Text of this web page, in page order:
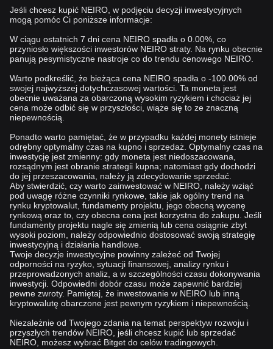
Jeśli chcesz kupić NEIRO, w podjęciu decyzji inwestycyjnych
mogą pomóc Ci poniższe informacje:
W ciągu ostatnich 7 dni cena NEIRO spadła o 0.00%, co
przyniosło większości inwestorów NEIRO straty. Na rynku obecnie
panują pesymistyczne nastroje co do trendu cenowego NEIRO.
Warto podkreślić, że bieżąca cena NEIRO spadła o -100.00% od
swojej najwyższej dotychczasowej wartości. Ta moneta jest
obecnie uważana za obarczoną wysokim ryzykiem i chociaż jej
cena może odbić się w przyszłości, wiąże się to ze znaczną
niepewnością.
Ponadto warto pamiętać, że w przypadku każdej monety istnieje
odrębny optymalny czas na kupno i sprzedaż. Optymalny czas na
inwestycję jest zmienny: gdy moneta jest niedoszacowana,
rozsądnym jest obranie strategii kupna; natomiast gdy dochodzi
do jej przeszacowania, należy ją zdecydowanie sprzedać.
Aby stwierdzić, czy warto zainwestować w NEIRO, należy wziąć
pod uwagę różne czynniki rynkowe, takie jak ogólny trend na
rynku kryptowalut, fundamenty projektu, jego obecną wycenę
rynkową oraz to, czy obecna cena jest korzystna do zakupu. Jeśli
fundamenty projektu nagle się zmienią lub cena osiągnie zbyt
wysoki poziom, należy odpowiednio dostosować swoją strategię
inwestycyjną i działania handlowe.
Twoje decyzje inwestycyjne powinny zależeć od Twojej
odporności na ryzyko, sytuacji finansowej, analizy rynku i
przeprowadzonych analiz, a w szczególności czasu dokonywania
inwestycji. Odpowiedni dobór czasu może zapewnić bardziej
pewne zwroty. Pamiętaj, że inwestowanie w NEIRO lub inną
kryptowalutę obarczone jest pewnym ryzykiem i niepewnością.
Niezależnie od Twojego zdania na temat perspektyw rozwoju i
przyszłych trendów NEIRO, jeśli chcesz kupić lub sprzedać
NEIRO, możesz wybrać Bitget do celów tradingowych.